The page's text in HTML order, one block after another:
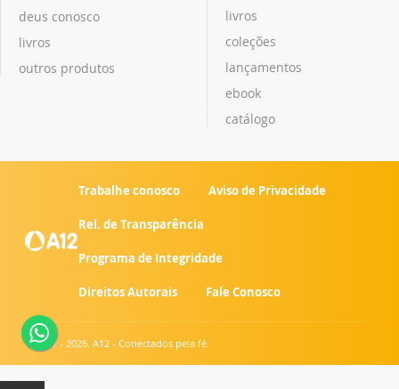
deus conosco
livros
outros produtos
livros
coleções
lançamentos
ebook
catálogo
Trabalhe conosco Aviso de Privacidade
Rel. de Transparência
Programa de Integridade
Direitos Autorais Fale Conosco
© 2007 - 2026. A12 - Conectados pela fé.